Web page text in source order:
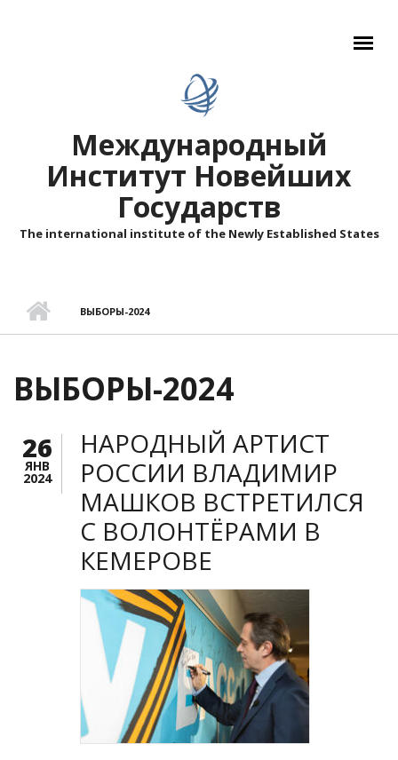
Международный
Институт Новейших
Государств
The international institute of the Newly Established States
ВЫБОРЫ-2024
ВЫБОРЫ-2024
26
ЯНВ
2024
НАРОДНЫЙ АРТИСТ
РОССИИ ВЛАДИМИР
МАШКОВ ВСТРЕТИЛСЯ
С ВОЛОНТЁРАМИ В
КЕМЕРОВЕ